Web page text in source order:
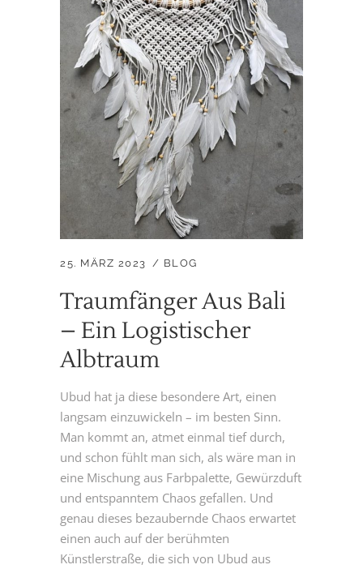
25. MÄRZ 2023 BLOG
Traumfänger Aus Bali
– Ein Logistischer
Albtraum
Ubud hat ja diese besondere Art, einen
langsam einzuwickeln – im besten Sinn.
Man kommt an, atmet einmal tief durch,
und schon fühlt man sich, als wäre man in
eine Mischung aus Farbpalette, Gewürzduft
und entspanntem Chaos gefallen. Und
genau dieses bezaubernde Chaos erwartet
einen auch auf der berühmten
Künstlerstraße, die sich von Ubud aus